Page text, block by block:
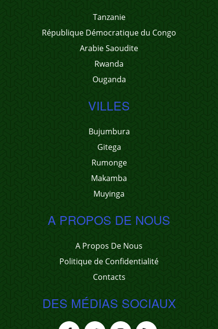
Tanzanie
République Démocratique du Congo
Arabie Saoudite
Rwanda
Ouganda
VILLES
Bujumbura
Gitega
Rumonge
Makamba
Muyinga
A PROPOS DE NOUS
A Propos De Nous
Politique de Confidentialité
Contacts
DES MÉDIAS SOCIAUX